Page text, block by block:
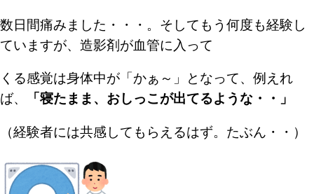
数日間痛みました・・・。そして もう何度も経験し
ていますが、造影剤が血管に入って
くる感覚は身体中が「かぁ～」となって、例えれ
ば、
「寝たまま、おしっこが出てるような・・」
（経験者には共感してもらえるはず。たぶん・・）